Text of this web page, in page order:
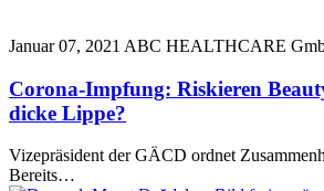
Januar 07, 2021 ABC HEALTHCARE
Corona-Impfung: Riskieren
dicke Lippe?
Vizepräsident der GÄCD ordnet
Bereits…